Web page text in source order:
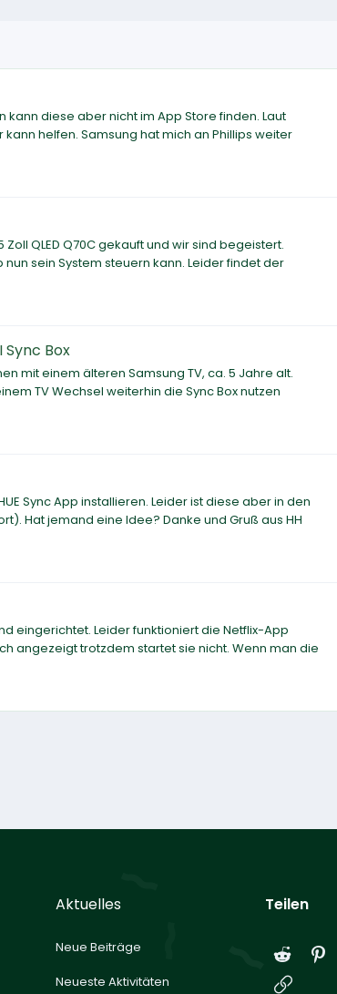
diese aber nicht im App Store finden. Laut
helfen. Samsung hat mich an Phillips weiter
QLED Q70C gekauft und wir sind begeistert.
sein System steuern kann. Leider findet der
Sync Box
mit einem älteren Samsung TV, ca. 5 Jahre alt.
TV Wechsel weiterhin die Sync Box nutzen
Sync App installieren. Leider ist diese aber in den
Hat jemand eine Idee? Danke und Gruß aus HH
eingerichtet. Leider funktioniert die Netflix-App
angezeigt trotzdem startet sie nicht. Wenn man die
Aktuelles
Neue Beiträge
Neueste Aktivitäten
Teilen
Reddit